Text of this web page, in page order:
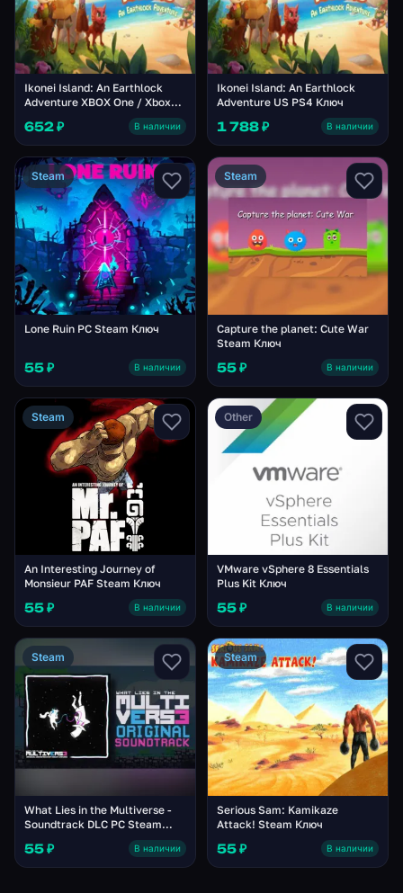
Ikonei Island: An Earthlock
Adventure XBOX One / Xbox
652 ₽ В наличии
Ikonei Island: An Earthlock
Adventure US PS4 Ключ
1 788 ₽ В наличии
Steam
Lone Ruin PC Steam Ключ
55 ₽ В наличии
Steam
Capture the planet: Cute War
Steam Ключ
55 ₽ В наличии
Steam
An Interesting Journey of
Monsieur PAF Steam Ключ
55 ₽ В наличии
Other
VMware vSphere 8 Essentials
Plus Kit Ключ
55 ₽ В наличии
Steam
What Lies in the Multiverse -
Soundtrack DLC PC Steam
55 ₽ В наличии
Steam
Serious Sam: Kamikaze
Attack! Steam Ключ
55 ₽ В наличии